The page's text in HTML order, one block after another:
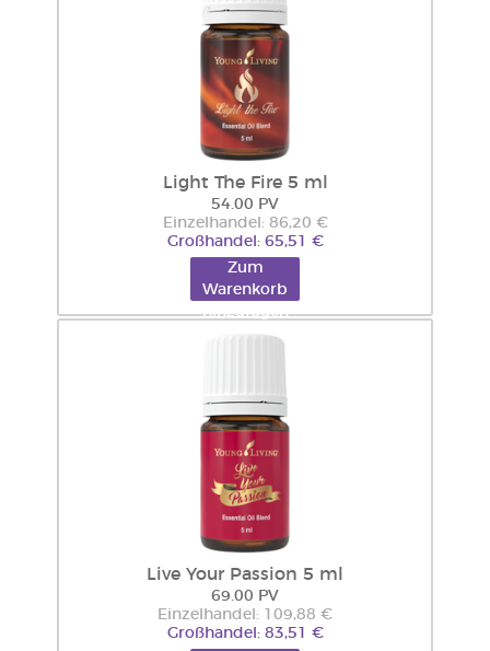
Light The Fire 5 ml
54.00 PV
Einzelhandel: 86,20 €
Großhandel: 65,51 €
Zum
Warenkorb
hinzufügen
Live Your Passion 5 ml
69.00 PV
Einzelhandel: 109,88 €
Großhandel: 83,51 €